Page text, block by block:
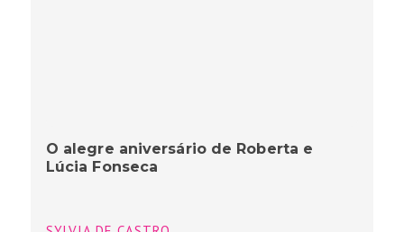
O alegre aniversário de Roberta e
Lúcia Fonseca